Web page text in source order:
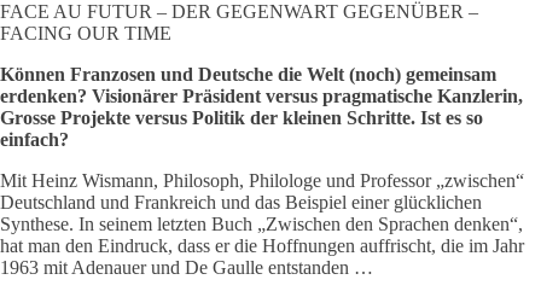
FACE AU FUTUR – DER GEGENWART GEGENÜBER –
FACING OUR TIME
Können Franzosen und Deutsche die Welt (noch) gemeinsam
erdenken? Visionärer Präsident versus pragmatische Kanzlerin,
Grosse Projekte versus Politik der kleinen Schritte. Ist es so
einfach?
Mit Heinz Wismann, Philosoph, Philologe und Professor „zwischen“
Deutschland und Frankreich und das Beispiel einer glücklichen
Synthese. In seinem letzten Buch „Zwischen den Sprachen denken“,
hat man den Eindruck, dass er die Hoffnungen auffrischt, die im Jahr
1963 mit Adenauer und De Gaulle entstanden …